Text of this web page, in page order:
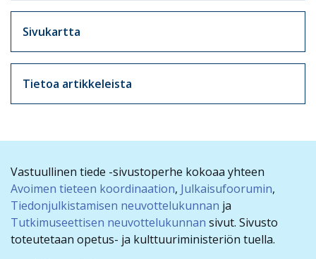
Sivukartta
Tietoa artikkeleista
Vastuullinen tiede -sivustoperhe kokoaa yhteen
Avoimen tieteen koordinaation, Julkaisufoorumin,
Tiedonjulkistamisen neuvottelukunnan ja
Tutkimuseettisen neuvottelukunnan sivut. Sivusto
toteutetaan opetus- ja kulttuuriministeriön tuella.